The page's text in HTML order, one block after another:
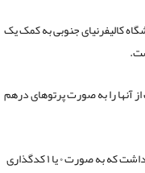
کالیفرنیای جنوبی به کمک یک
روی ۸ تابش نوری هریک از آنها را به صورت پرتوهای درهم
به این ترتیب هر یک از این پرتوها پیچیدگی مخصوص به خود را خواهد داشت که به صورت ۰ یا ۱ کدگذاری